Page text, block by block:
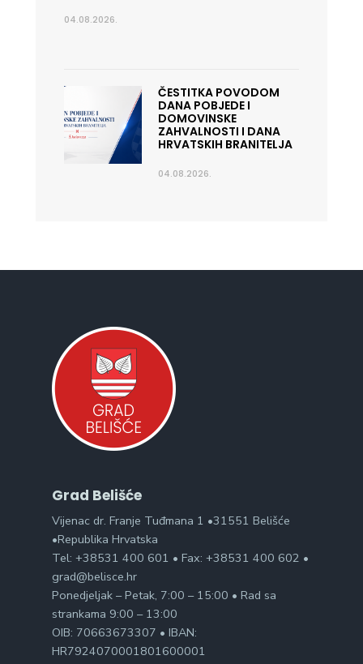
04.08.2026.
ČESTITKA POVODOM
DANA POBJEDE I
DOMOVINSKE
ZAHVALNOSTI I DANA
HRVATSKIH BRANITELJA
04.08.2026.
Grad Belišće
Vijenac dr. Franje Tuđmana 1 •31551 Belišće
•Republika Hrvatska
Tel: +38531 400 601 • Fax: +38531 400 602 •
grad@belisce.hr
Ponedjeljak – Petak, 7:00 – 15:00 • Rad sa
strankama 9:00 – 13:00
OIB: 70663673307 • IBAN:
HR7924070001801600001